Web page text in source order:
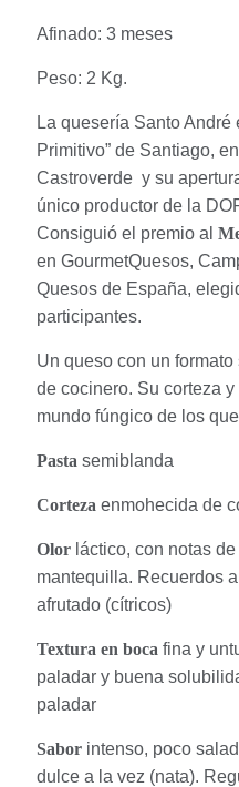
Afinado: 3 meses
Peso: 2 Kg.
La quesería Santo
Primitivo” de Santiago,
Castroverde y su
único productor de la
Consiguió el premio al
en GourmetQuesos,
Quesos de España,
participantes.
Un queso con un
de cocinero. Su corteza
mundo fúngico de los
Pasta semiblanda
Corteza enmohecida de
Olor láctico, con notas
mantequilla. Recuerdos
afrutado (cítricos)
Textura en boca fina y
paladar y buena
paladar
Sabor intenso, poco
dulce a la vez (nata).